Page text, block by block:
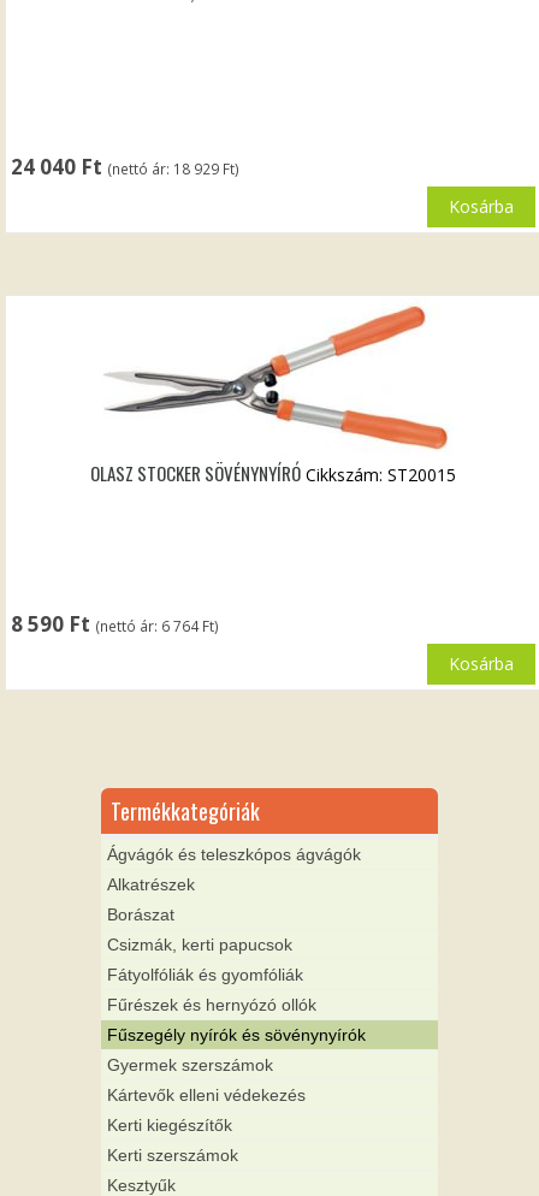
24 040 Ft (nettó ár: 18 929 Ft)
Kosárba
OLASZ STOCKER SÖVÉNYNYÍRÓ
8 590 Ft (nettó ár: 6 764Ft)
Cikkszám: ST20015
Kosárba
Termékkategóriák
Ágvágók és teleszkópos ágvágók
Alkatrészek
Borászat
Csizmák, kerti papucsok
Fátyolfóliák és gyomfóliák
Fűrészek és hernyózó ollók
Fűszegély nyírók és sövénynyírók
Gyermek szerszámok
Kártevők elleni védekezés
Kerti kiegészítők
Kerti szerszámok
Kesztyűk